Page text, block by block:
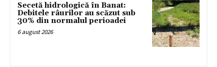
Secetă hidrologică în Banat:
Debitele râurilor au scăzut sub
30% din normalul perioadei
6 august 2026